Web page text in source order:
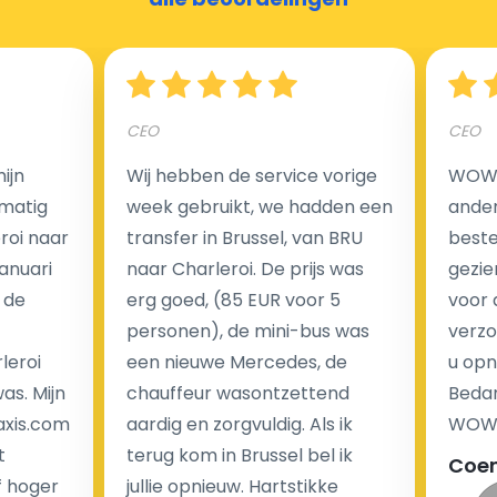
Hoeveel kost een luchthaven taxi transfer?
Een van de meest aantrekkelijke voordelen van
luchthaventaxi's is een vast tarief voor uw rit. In
tegenstelling tot traditionele taxi's met taxameter
brengen wij u geen extra kosten in rekening voor de
nachtrit.
We hebben geen ophaaltarief of extra kosten voor
wachttijd als uw vlucht vertraging heeft.
Kijk op onze website voor meer informatie over uw
transferkosten. Ons boekingsformulier bevat alle
mogelijke extra's die u kunt kiezen en de prijs die u
naar
Mijn
hoger
CEO
Wij hebben de service vorige
week gebruikt, we hadden een
transfer in Brussel, van BRU
naar Charleroi. De prijs was
erg goed, (85 EUR voor 5
personen), de mini-bus was
een nieuwe Mercedes, de
chauffeur wasontzettend
aardig en zorgvuldig. Als ik
terug kom in Brussel bel ik
jullie opnieuw. Hartstikke
CEO
voor
u